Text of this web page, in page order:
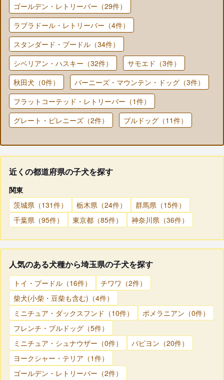
ゴールデン・レトリーバー（29件）
ラブラドール・レトリーバー（4件）
スタンダード・プードル（34件）
シベリアン・ハスキー（32件）
サモエド（3件）
秋田犬（0件）
バーニーズ・マウンテン・ドッグ（3件）
フラットコーテッド・レトリーバー（1件）
グレート・ピレニーズ（2件）
ブルドッグ（11件）
近くの都道府県の子犬を探す
関東
茨城県（131件）
栃木県（24件）
群馬県（15件）
千葉県（95件）
東京都（85件） 神奈川県（36件）
人気のある犬種から埼玉県の子犬を探す
トイ・プードル（16件）
チワワ（2件）
柴犬(小柴・豆柴も含む)（4件）
ミニチュア・ダックスフンド（10件）
ポメラニアン（0件）
フレンチ・ブルドッグ（5件）
ミニチュア・シュナウザー（0件）
パピヨン（20件）
ヨークシャー・テリア（1件）
ゴールデン・レトリーバー（2件）